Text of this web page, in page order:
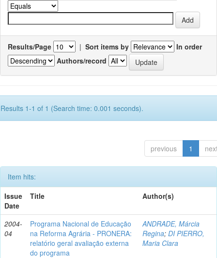
Results/Page | Sort items by
In order
Authors/record
Results 1-1 of 1 (Search time: 0.001 seconds).
previous 1
Item hits:
Issue
Date
Title Author(s)
2004-
04
Programa Nacional de Educação
na Reforma Agrária - PRONERA:
relatório geral avaliação externa
do programa
ANDRADE, Márcia
Regina; DI PIERRO,
Maria Clara